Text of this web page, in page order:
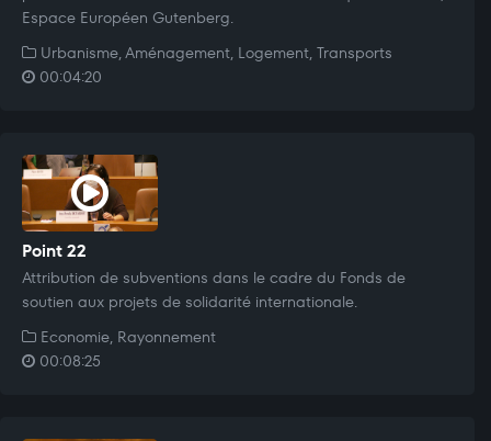
Espace Européen Gutenberg.
Urbanisme, Aménagement, Logement, Transports
00:04:20
Point 22
Attribution de subventions dans le cadre du Fonds de
soutien aux projets de solidarité internationale.
Economie, Rayonnement
00:08:25